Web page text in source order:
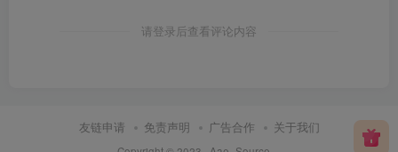
请登录后查看评论内容
友链申请 免责声明 广告合作 关于我们